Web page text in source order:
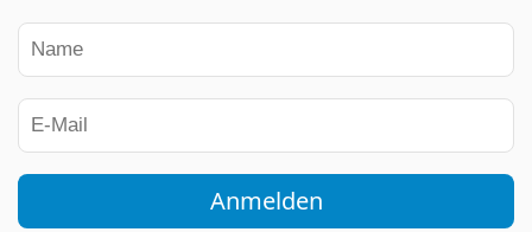
Anmelden